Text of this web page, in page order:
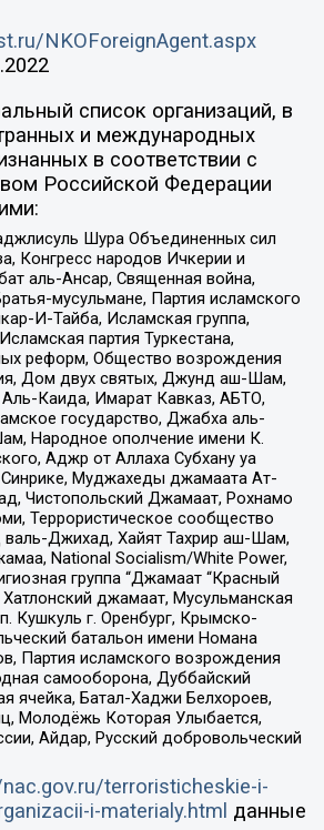
NKOForeignAgent.aspx
список организаций, в
и международных
в соответствии с
Российской Федерации
Шура Объединенных сил
Конгресс народов Ичкерии и
аль-Ансар, Священная война,
мусульмане, Партия исламского
И-Тайба, Исламская группа,
партия Туркестана,
реформ, Общество возрождения
Дом двух святых, Джунд аш-Шам,
Каида, Имарат Кавказ, АБТО,
государство, Джабха аль-
Народное ополчение имени К.
Аджр от Аллаха Субхану уа
Муджахеды джамаата Ат-
Чистопольский Джамаат, Рохнамо
Террористическое сообщество
валь-Джихад, Хайят Тахрир аш-Шам,
National Socialism/White Power,
группа “Джамаат “Красный
Хатлонский джамаат, Мусульманская
Кушкуль г. Оренбург, Крымско-
батальон имени Номана
Партия исламского возрождения
самооборона, Дуббайский
ячейка, Батал-Хаджи Белхороев,
Молодёжь Которая Улыбается,
Айдар, Русский добровольческий
terroristicheskie-i-
i-materialy.html данные